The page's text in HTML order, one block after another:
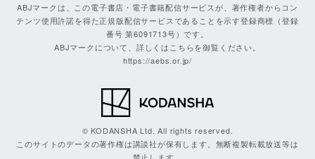
ABJマークは、この電子書店・電子書籍配信サービスが、著作権者からコン
テンツ使用許諾を得た正規版配信サービスであることを示す登録商標（登録
番号 第6091713号）です。
ABJマークについて、詳しくはこちらを御覧ください。
https://aebs.or.jp/
© KODANSHA Ltd. All rights reserved.
このサイトのデータの著作権は講談社が保有します。無断複製転載放送等は